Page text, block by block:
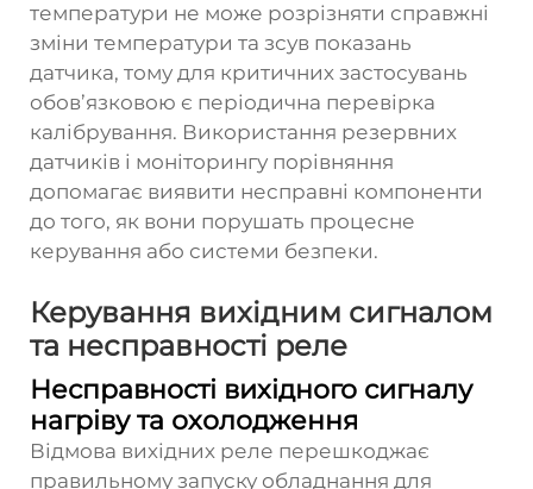
температури не може розрізняти справжні
зміни температури та зсув показань
датчика, тому для критичних застосувань
обов’язковою є періодична перевірка
калібрування. Використання резервних
датчиків і моніторингу порівняння
допомагає виявити несправні компоненти
до того, як вони порушать процесне
керування або системи безпеки.
Керування вихідним сигналом
та несправності реле
Несправності вихідного сигналу
нагріву та охолодження
Відмова вихідних реле перешкоджає
правильному запуску обладнання для